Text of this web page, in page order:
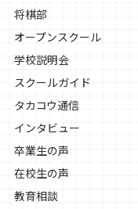
将棋部
オープンスクール
学校説明会
スクールガイド
タカコウ通信
インタビュー
卒業生の声
在校生の声
教育相談